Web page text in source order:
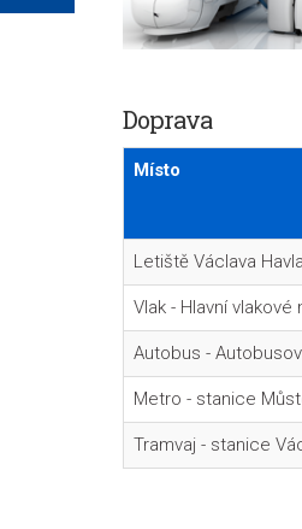
Doprava
Místo
Letiště Václava
Vlak - Hlavní vlakové
Autobus -
Metro - stanice
Tramvaj - stanice